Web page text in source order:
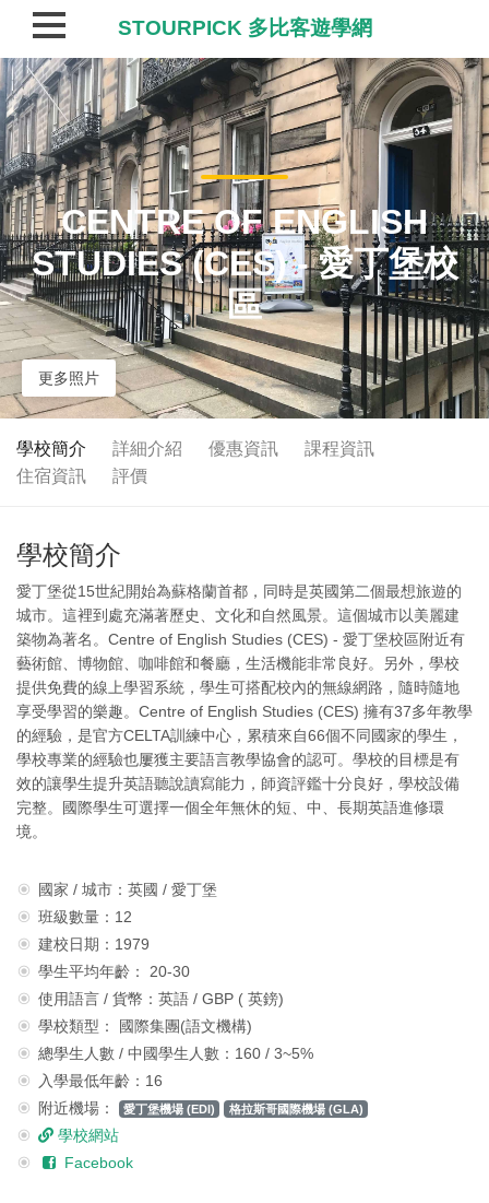
CENTRE OF ENGLISH
STUDIES (CES) - 愛丁堡校
區
更多照片
學校簡介 詳細介紹 優惠資訊
課程資訊
住宿資訊
評價
學校簡介
愛丁堡從15世紀開始為蘇格蘭首都，同時是英國第二個最想旅遊的
城市。這裡到處充滿著歷史、文化和自然風景。這個城市以美麗建
築物為著名。Centre of English Studies (CES) - 愛丁堡校區附近有
藝術館、博物館、咖啡館和餐廳，生活機能非常良好。另外，學校
提供免費的線上學習系統，學生可搭配校內的無線網路，隨時隨地
享受學習的樂趣。Centre of English Studies (CES) 擁有37多年教學
的經驗，是官方CELTA訓練中心，累積來自66個不同國家的學生，
學校專業的經驗也屢獲主要語言教學協會的認可。學校的目標是有
效的讓學生提升英語聽說讀寫能力，師資評鑑十分良好，學校設備
完整。國際學生可選擇一個全年無休的短、中、長期英語進修環
境。
國家 / 城市：英國 / 愛丁堡
班級數量：12
建校日期：1979
學生平均年齡： 20-30
使用語言 / 貨幣：英語 / GBP ( 英鎊)
學校類型： 國際集團(語文機構)
總學生人數 / 中國學生人數：160 / 3~5%
入學最低年齡：16
附近機場：
愛丁堡機場 (EDI) 格拉斯哥國際機場 (GLA)
學校網站
Facebook
STOURPICK 多比客遊學網